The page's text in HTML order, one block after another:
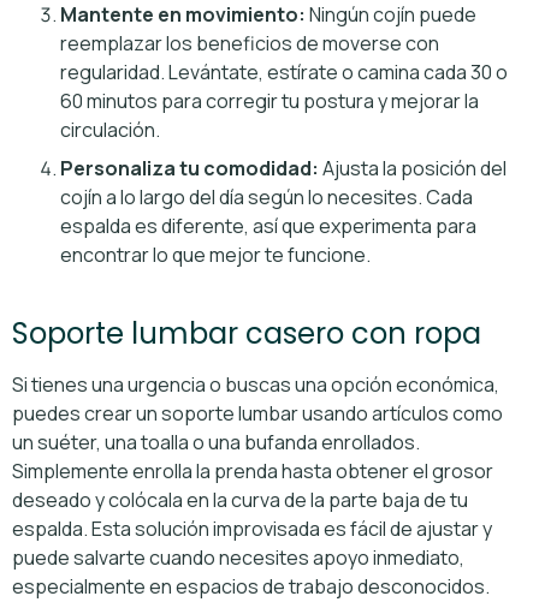
Mantente en movimiento: Ningún cojín puede
reemplazar los beneficios de moverse con
regularidad. Levántate, estírate o camina cada 30 o
60 minutos para corregir tu postura y mejorar la
circulación.
Personaliza tu comodidad: Ajusta la posición del
cojín a lo largo del día según lo necesites. Cada
espalda es diferente, así que experimenta para
encontrar lo que mejor te funcione.
Soporte lumbar casero con ropa
Si tienes una urgencia o buscas una opción económica,
puedes crear un soporte lumbar usando artículos como
un suéter, una toalla o una bufanda enrollados.
Simplemente enrolla la prenda hasta obtener el grosor
deseado y colócala en la curva de la parte baja de tu
espalda. Esta solución improvisada es fácil de ajustar y
puede salvarte cuando necesites apoyo inmediato,
especialmente en espacios de trabajo desconocidos.